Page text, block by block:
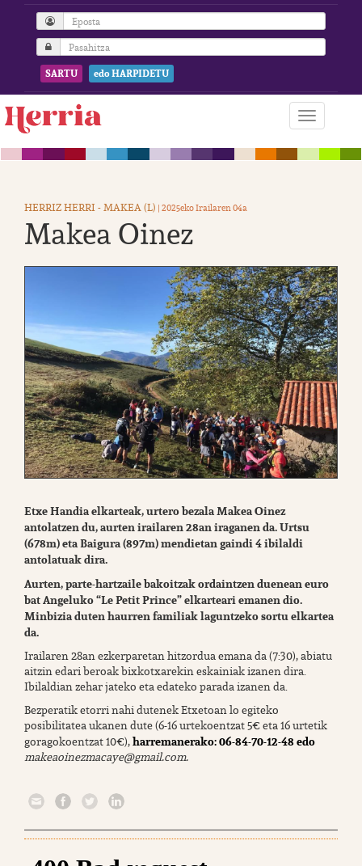
SARTU edo HARPIDETU
HERRIZ HERRI - MAKEA (L) | 2025eko Irailaren 04a
Makea Oinez
Etxe Handia elkarteak, urtero bezala Makea Oinez
antolatzen du, aurten irailaren 28an iraganen da. Urtsu
(678m) eta Baigura (897m) mendietan gaindi 4 ibilaldi
antolatuak dira.
Aurten, parte-hartzaile bakoitzak ordaintzen duenean euro
bat Angeluko “Le Petit Prince” elkarteari emanen dio.
Minbizia duten haurren familiak laguntzeko sortu elkartea
da.
Irailaren 28an ezkerparetan hitzordua emana da (7:30), abiatu
aitzin edari beroak bixkotxarekin eskainiak izanen dira.
Ibilaldian zehar jateko eta edateko parada izanen da.
Bezperatik etorri nahi dutenek Etxetoan lo egiteko
posibilitatea ukanen dute (6-16 urtekoentzat 5€ eta 16 urtetik
goragokoentzat 10€),harremanerako: 06-84-70-12-48 edo
makeaoinezmacaye@gmail.com.